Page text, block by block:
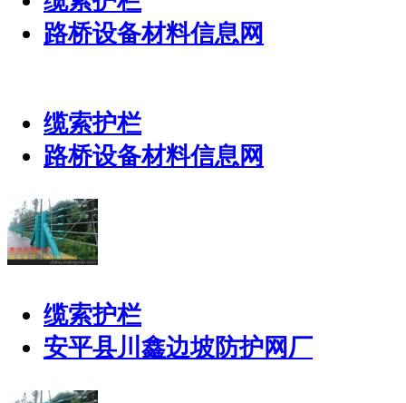
路桥设备材料信息网
缆索护栏
路桥设备材料信息网
缆索护栏
安平县川鑫边坡防护网厂